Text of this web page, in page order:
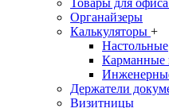
Товары для
Органайзеры
Калькуляторы +
Настольные
Карманные
Держатели
Визитницы